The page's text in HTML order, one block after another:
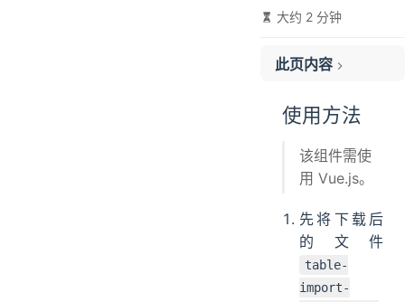
大约 2 分钟
此页内容
API
使用方法
该组件需使
用 Vue.js。
先将下载后
的文件
table-
import-